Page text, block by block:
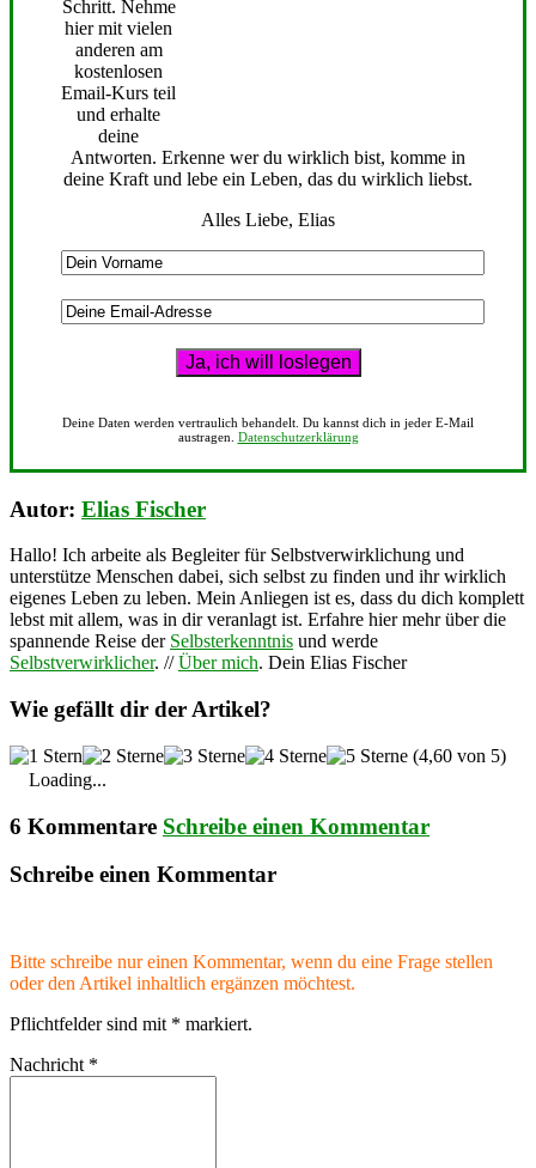
Schritt. Nehme
hier mit vielen
anderen am
kostenlosen
Email-Kurs teil
und erhalte
deine
Antworten. Erkenne wer du wirklich bist, komme in
deine Kraft und lebe ein Leben, das du wirklich liebst.
Alles Liebe, Elias
Deine Daten werden vertraulich behandelt. Du kannst dich in jeder E-Mail
austragen. Datenschutzerklärung
Autor: Elias Fischer
Hallo! Ich arbeite als Begleiter für Selbstverwirklichung und
unterstütze Menschen dabei, sich selbst zu finden und ihr wirklich
eigenes Leben zu leben. Mein Anliegen ist es, dass du dich komplett
lebst mit allem, was in dir veranlagt ist. Erfahre hier mehr über die
spannende Reise der Selbsterkenntnis und werde
Selbstverwirklicher. //Über mich. Dein Elias Fischer
Wie gefällt dir der Artikel?
(4,60 von 5)
Loading...
6 Kommentare Schreibe einen Kommentar
Schreibe einen Kommentar
Bitte schreibe nur einen Kommentar, wenn du eine Frage stellen
oder den Artikel inhaltlich ergänzen möchtest.
Pflichtfelder sind mit * markiert.
Nachricht *